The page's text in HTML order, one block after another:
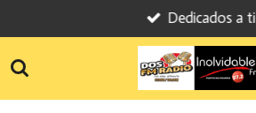
al
contenido
Dedicados a ti